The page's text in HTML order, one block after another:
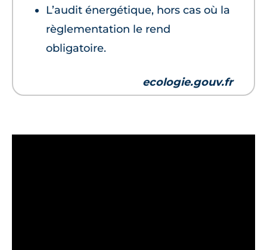
L’audit énergétique, hors cas où la
règlementation le rend
obligatoire.
ecologie.gouv.fr